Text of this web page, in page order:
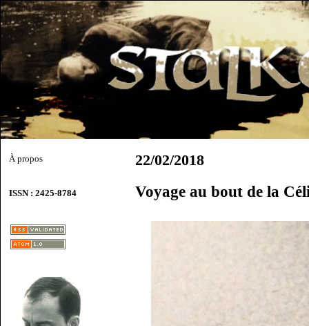
À propos
ISSN : 2425-8784
22/02/2018
Voyage au bout de la